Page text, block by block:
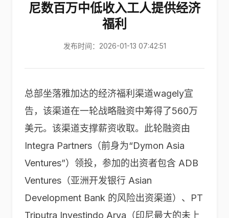
尼数百万中低收入工人提供经济
福利
发布时间：2026-01-13 07:42:51
总部坐落雅加达的经济福利渠道wagely宣
告，该渠道在一轮战略融资中筹得了560万
美元。该渠道支撑薪资收取。此轮融资由
Integra Partners（前身为“Dymon Asia
Ventures”）领投，参加的出资者包含 ADB
Ventures（亚洲开发银行 Asian
Development Bank 的风险出资渠道）、PT
Triputra Investindo Arya（印尼最大的未上